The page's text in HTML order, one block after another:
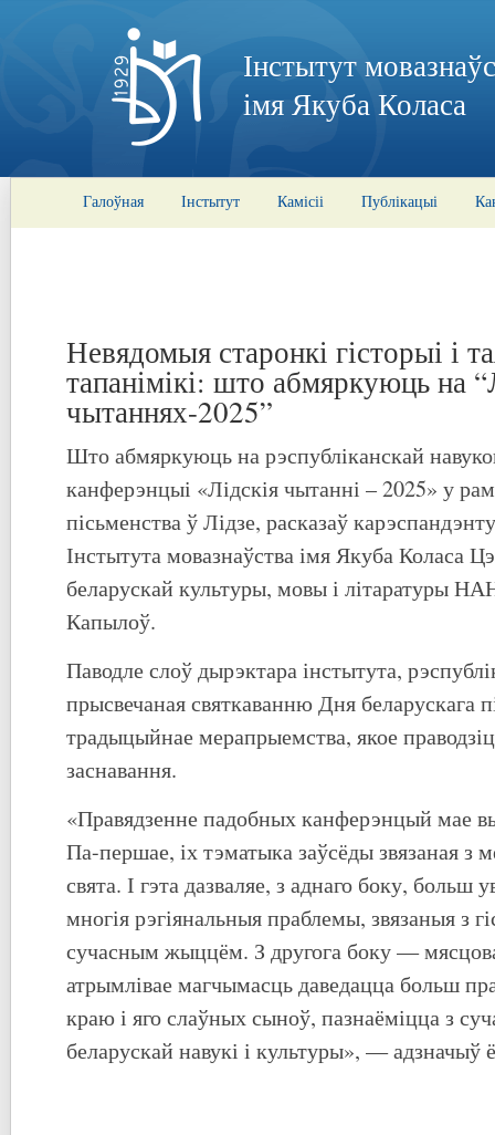
Інстытут
імя Якуба Коласа
Галоўная Інстытут Камісіі Публікацыі
Невядомыя старонкі гісторыі і
тапанімікі: што абмяркуюць на
чытаннях-2025”
Што абмяркуюць на рэспубліканскай
канферэнцыі «Лідскія чытанні – 2025» у
пісьменства ў Лідзе, расказаў
Інстытута мовазнаўства імя Якуба Коласа
беларускай культуры, мовы і літаратуры
Капылоў.
Паводле слоў дырэктара інстытута,
прысвечаная святкаванню Дня беларускага
традыцыйнае мерапрыемства, якое
заснавання.
«Правядзенне падобных канферэнцый мае
Па-першае, іх тэматыка заўсёды звязаная з
свята. І гэта дазваляе, з аднаго боку, больш
многія рэгіянальныя праблемы, звязаныя з
сучасным жыццём. З другога боку —
атрымлівае магчымасць даведацца больш
краю і яго слаўных сыноў, пазнаёміцца з
беларускай навукі і культуры», — адзначыў